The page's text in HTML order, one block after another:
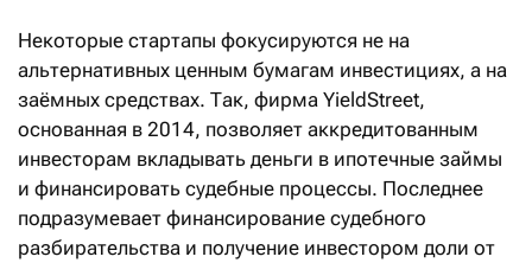
Некоторые стартапы фокусируются не на
альтернативных ценным бумагам инвестициях, а на
заёмных средствах. Так, фирма YieldStreet,
основанная в 2014, позволяет аккредитованным
инвесторам вкладывать деньги в ипотечные займы
и финансировать судебные процессы. Последнее
подразумевает финансирование судебного
разбирательства и получение инвестором доли от